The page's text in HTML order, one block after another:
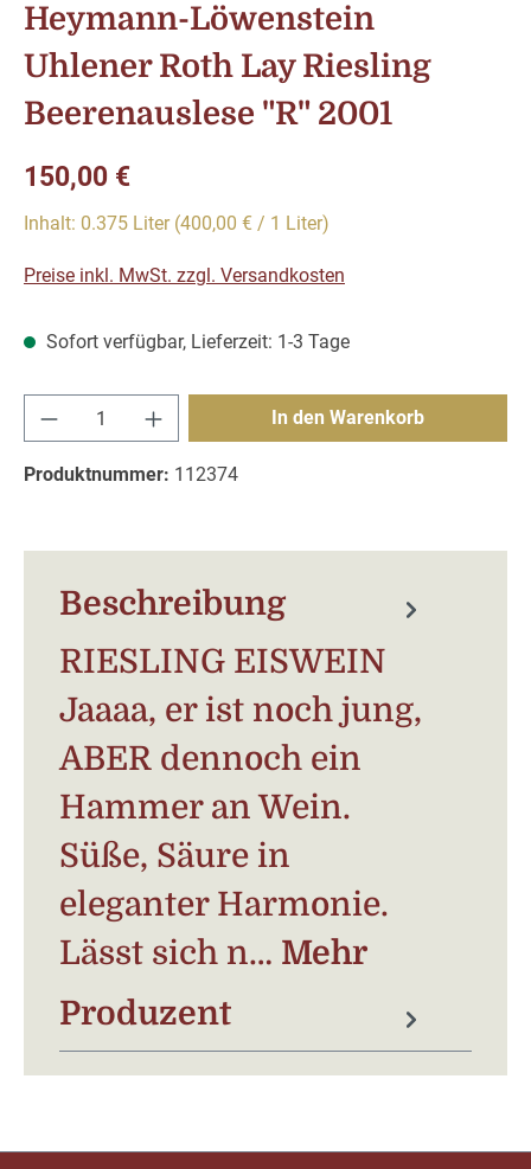
Heymann-Löwenstein
Uhlener Roth Lay Riesling
Beerenauslese "R" 2001
Regulärer Preis:
150,00 €
Inhalt: 0.375 Liter (400,00 € / 1 Liter)
Preise inkl. MwSt. zzgl. Versandkosten
Sofort verfügbar, Lieferzeit: 1-3 Tage
Produkt Anzahl: Gib den gewünschten
In den Warenkorb
Produktnummer: 112374
Beschreibung
RIESLING EISWEIN
Jaaaa, er ist noch jung,
ABER dennoch ein
Hammer an Wein.
Süße, Säure in
eleganter Harmonie.
Lässt sich n… Mehr
Produzent